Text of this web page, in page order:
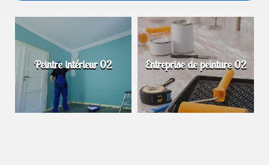
Peintre intérieur 02 Entreprise de peinture 02